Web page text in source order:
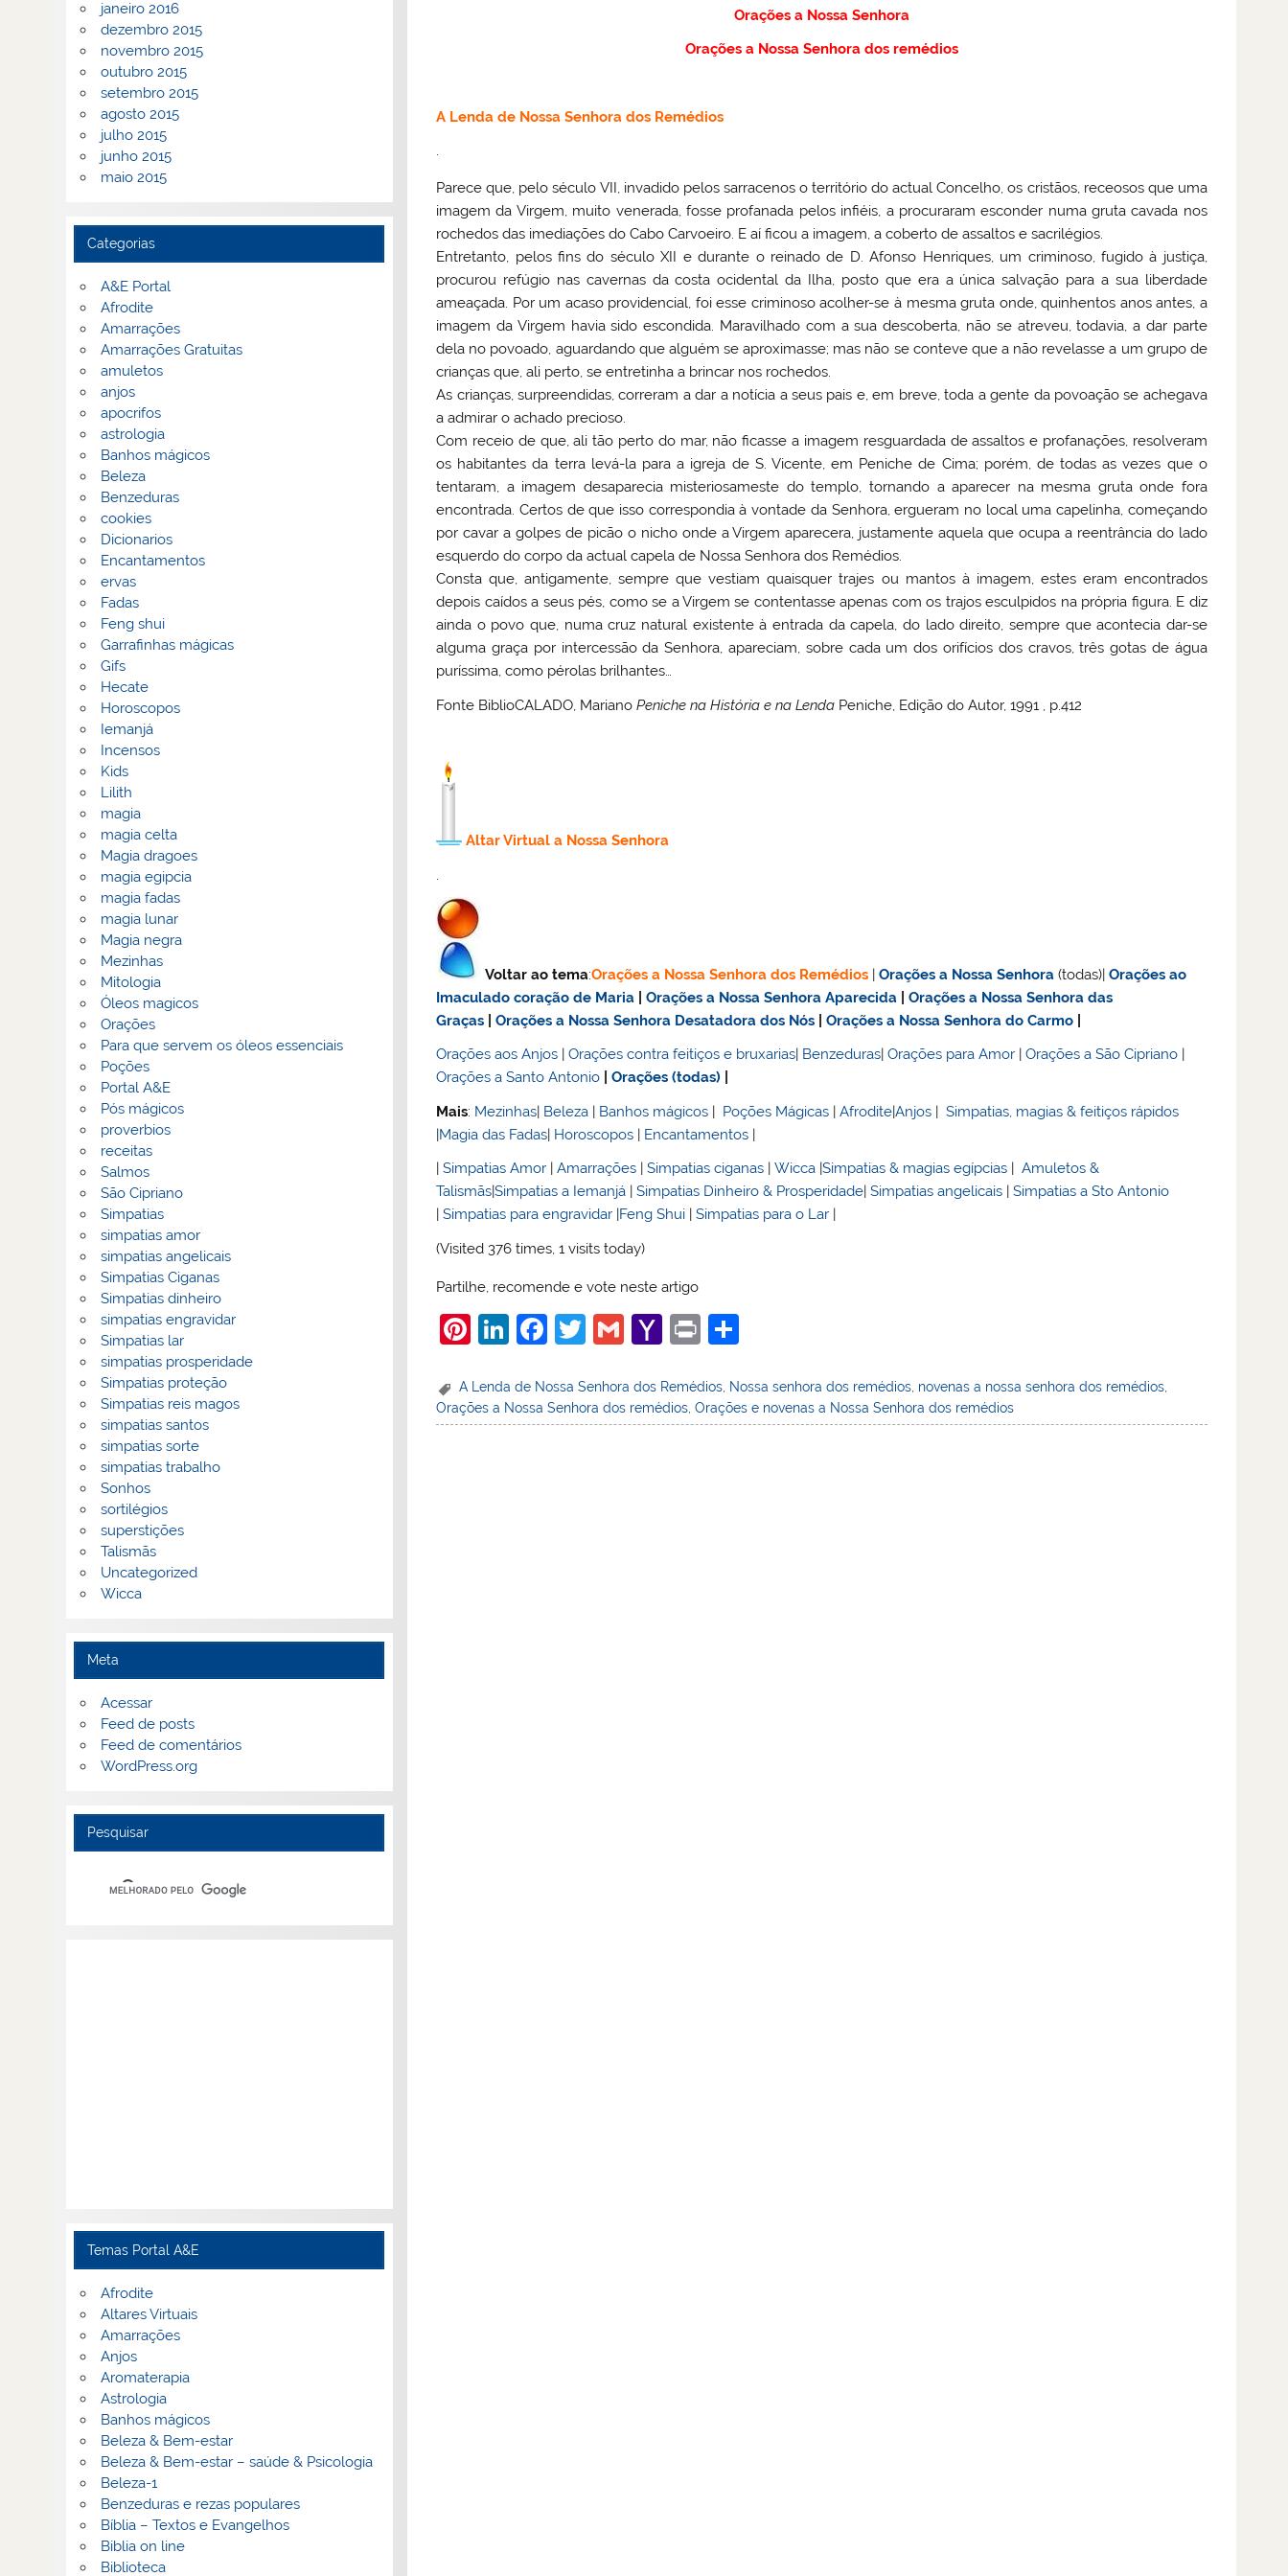
Orações a Nossa Senhora
Orações a Nossa Senhora dos remédios
A Lenda de Nossa Senhora dos Remédios
.
Parece que, pelo século VII, invadido pelos sarracenos o território do actual Concelho, os cristãos, receosos que uma
imagem da Virgem, muito venerada, fosse profanada pelos infiéis, a procuraram esconder numa gruta cavada nos
rochedos das imediações doCabo Carvoeiro. E aí ficou a imagem, a coberto de assaltos e sacrilégios.
Entretanto, pelos fins do século XII e durante o reinado de D. Afonso Henriques, um criminoso, fugido à justiça,
procurou refúgio nas cavernas da costa ocidental da Ilha, posto que era a única salvação para a sua liberdade
ameaçada. Por um acaso providencial, foi esse criminoso acolher-se à mesma gruta onde, quinhentos anos antes, a
imagem da Virgem havia sido escondida. Maravilhado com a sua descoberta, não se atreveu, todavia, a dar parte
dela no povoado, aguardando que alguém se aproximasse; mas não se conteve que a não revelasse a um grupo de
crianças que, ali perto, se entretinha a brincar nos rochedos.
As crianças, surpreendidas, correram a dar a notícia a seus pais e, em breve, toda a gente da povoação se achegava
a admirar o achado precioso.
Com receio de que, ali tão perto do mar, não ficasse a imagem resguardada de assaltos e profanações, resolveram
os habitantes da terra levá-la para a igreja de S. Vicente, em Peniche de Cima; porém, de todas as vezes que o
tentaram, a imagem desaparecia misteriosameste do templo, tornando a aparecer na mesma gruta onde fora
encontrada. Certos de que isso correspondia à vontade da Senhora, ergueram no local uma capelinha, começando
por cavar a golpes de picão o nicho onde a Virgem aparecera, justamente aquela que ocupa a reentrância do lado
esquerdo do corpo da actual capela de Nossa Senhora dos Remédios.
Consta que, antigamente, sempre que vestiam quaisquer trajes ou mantos à imagem, estes eram encontrados
depois caídos a seus pés, como se a Virgem se contentasse apenas com os trajos esculpidos na própria figura. E diz
ainda o povo que, numa cruz natural existente à entrada da capela, do lado direito, sempre que acontecia dar-se
alguma graça por intercessão da Senhora, apareciam, sobre cada um dos orifícios dos cravos, três gotas de água
puríssima, como pérolas brilhantes…
Fonte BiblioCALADO, MarianoPeniche na História e na Lenda Peniche, Edição do Autor, 1991 , p.412
Altar Virtual a Nossa Senhora
.
Voltar ao tema:Orações a Nossa Senhora dos Remédios |Orações a Nossa Senhora (todas)|Orações ao
Imaculado coração de Maria |Orações a Nossa Senhora Aparecida |Orações a Nossa Senhora das
Graças |Orações a Nossa Senhora Desatadora dos Nós |Orações a Nossa Senhora do Carmo
Orações aos Anjos |Orações contra feitiços e bruxarias Benzeduras |Orações para Amor |Orações a São Cipriano
Orações a Santo Antonio
|Orações (todas)
Mais: Mezinhas| Beleza | Banhos mágicos | Poções Mágicas |Afrodite|Anjos |Simpatias, magias & feitiços rápidos
|Magia das Fadas| Horoscopos | Encantamentos |
|Simpatias Amor |Amarrações |Simpatias ciganas |Wicca |Simpatias & magias egípcias |Amuletos &
Talismãs|Simpatias a Iemanjá |Simpatias Dinheiro & Prosperidade|Simpatias angelicais |Simpatias a Sto Antonio
|Simpatias para engravidar |Feng Shui |Simpatias para o Lar |
(Visited 376 times, 1 visits today)
Partilhe, recomende e vote neste artigo
Pi
er
e
Li
k
e
F
c
e
T
itt
er
G
ai
l
Y
h
o
Pr
t
ar
e
A Lenda de Nossa Senhora dos Remédios, Nossa senhora dos remédios, novenas a nossa senhora dos remédios,
Orações a Nossa Senhora dos remédios ,Orações e novenas a Nossa Senhora dos remédios
janeiro 2016
dezembro 2015
novembro 2015
outubro 2015
setembro 2015
agosto 2015
julho 2015
junho 2015
maio 2015
Categorias
A&E Portal
Afrodite
Amarrações
Amarrações Gratuitas
amuletos
anjos
apocrifos
astrologia
Banhos mágicos
Beleza
Benzeduras
cookies
Dicionarios
Encantamentos
ervas
Fadas
Feng shui
Garrafinhas mágicas
Gifs
Hecate
Horoscopos
Iemanjá
Incensos
Kids
Lilith
magia
magia celta
Magia dragoes
magia egipcia
magia fadas
magia lunar
Magia negra
Mezinhas
Mitologia
Óleos magicos
Orações
Para que servem os óleos essenciais
Poções
Portal A&E
Pós mágicos
proverbios
receitas
Salmos
São Cipriano
Simpatias
simpatias amor
simpatias angelicais
Simpatias Ciganas
Simpatias dinheiro
simpatias engravidar
Simpatias lar
simpatias prosperidade
Simpatias proteção
Simpatias reis magos
simpatias santos
simpatias sorte
simpatias trabalho
Sonhos
sortilégios
superstições
Talismãs
Uncategorized
Wicca
Meta
Acessar
Feed de posts
Feed de comentários
WordPress.org
Pesquisar
Temas Portal A&E
Afrodite
Altares Virtuais
Amarrações
Anjos
Aromaterapia
Astrologia
Banhos mágicos
Beleza & Bem-estar
Beleza & Bem-estar – saúde & Psicologia
Beleza-1
Benzeduras e rezas populares
Bíblia – Textos e Evangelhos
Biblia on line
Biblioteca